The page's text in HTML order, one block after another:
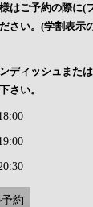
はご予約の際に(
さい。(学割表示
ディッシュまた
さい。
予約